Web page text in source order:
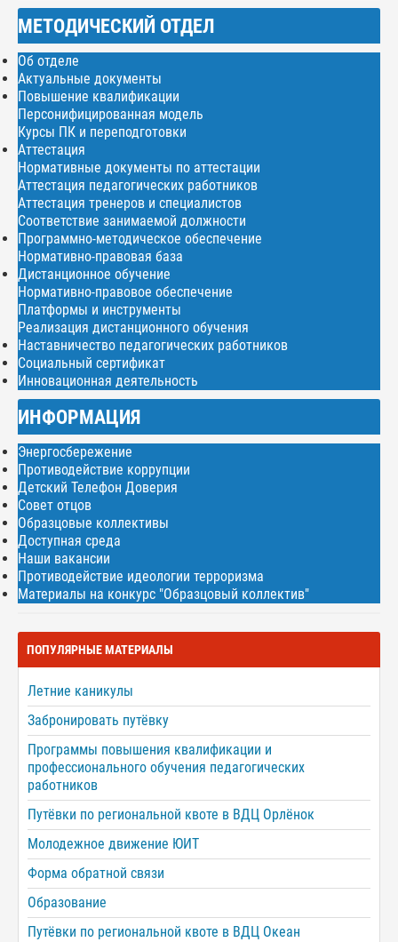
МЕТОДИЧЕСКИЙ ОТДЕЛ
Об отделе
Актуальные документы
Повышение квалификации
Персонифицированная модель
Курсы ПК и переподготовки
Аттестация
Нормативные документы по аттестации
Аттестация педагогических работников
Аттестация тренеров и специалистов
Соответствие занимаемой должности
Программно-методическое обеспечение
Нормативно-правовая база
Дистанционное обучение
Нормативно-правовое обеспечение
Платформы и инструменты
Реализация дистанционного обучения
Наставничество педагогических работников
Социальный сертификат
Инновационная деятельность
ИНФОРМАЦИЯ
Энергосбережение
Противодействие коррупции
Детский Телефон Доверия
Совет отцов
Образцовые коллективы
Доступная среда
Наши вакансии
Противодействие идеологии терроризма
Материалы на конкурс "Образцовый коллектив"
ПОПУЛЯРНЫЕ МАТЕРИАЛЫ
Летние каникулы
Забронировать путёвку
Программы повышения квалификации и
профессионального обучения педагогических
работников
Путёвки по региональной квоте в ВДЦ Орлёнок
Молодежное движение ЮИТ
Форма обратной связи
Образование
Путёвки по региональной квоте в ВДЦ Океан